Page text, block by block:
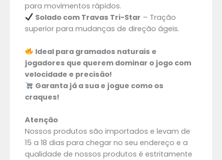
para movimentos rápidos.
Solado com Travas Tri-Star – Tração
superior para mudanças de direção ágeis.
Ideal para gramados naturais e
jogadores que querem dominar o jogo com
velocidade e precisão!
Garanta já a sua e jogue como os
craques!
Atenção
Nossos produtos são importados e levam de
15 a 18 dias para chegar no seu endereço e a
qualidade de nossos produtos é estritamente